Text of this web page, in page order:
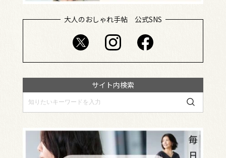
大人のおしゃれ手帖 公式SNS
サイト内検索